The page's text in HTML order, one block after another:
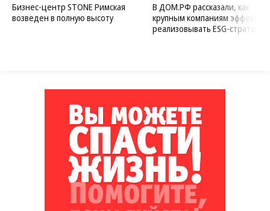
Бизнес-центр STONE Римская
возведен в полную высоту
В ДОМ.РФ рассказали, как
крупным компаниям
реализовывать ESG-стратегию